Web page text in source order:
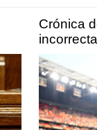
Crónica
incorrecta